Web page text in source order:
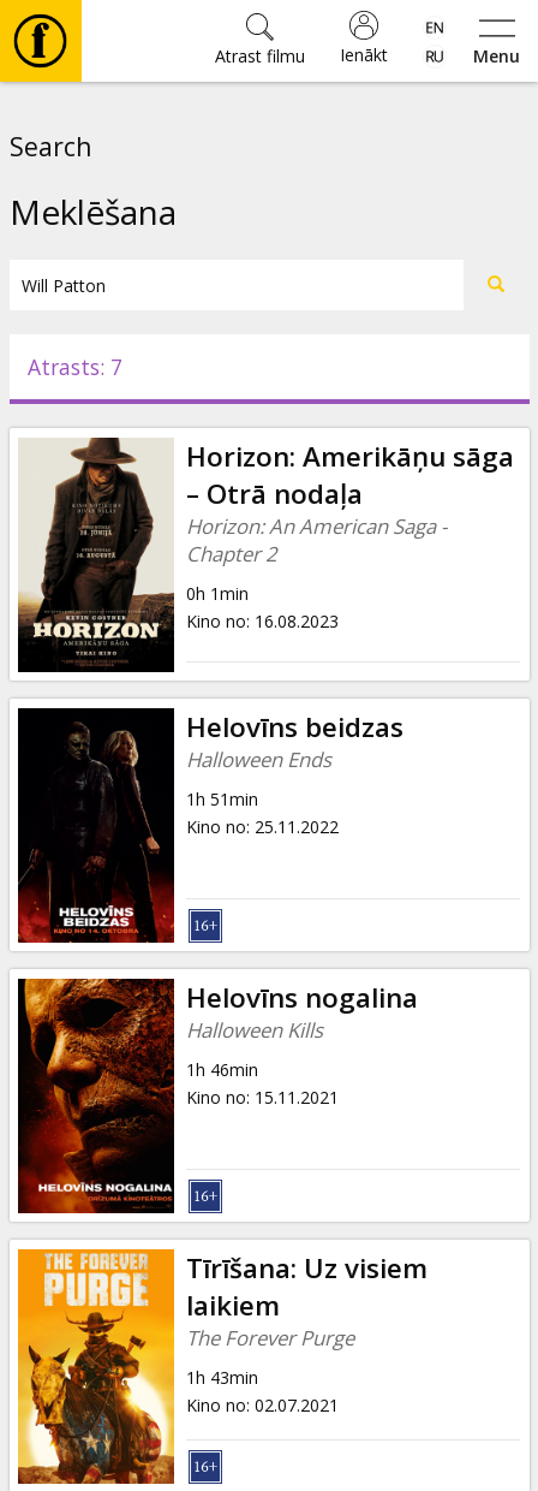
Menu
Ienākt
Atrast filmu
Pasākumi
Ziņas
Dāvanu
kartes
Uzkodas
B2B
Kino
Klubs
Search
Meklēšana
Atrasts: 7
Horizon: Amerikāņu sāga
– Otrā nodaļa
Horizon: An American Saga -
Chapter 2
0h 1min
Kino no: 16.08.2023
Helovīns beidzas
Halloween Ends
1h 51min
Kino no: 25.11.2022
Helovīns nogalina
Halloween Kills
1h 46min
Kino no: 15.11.2021
Tīrīšana: Uz visiem
laikiem
The Forever Purge
1h 43min
Kino no: 02.07.2021